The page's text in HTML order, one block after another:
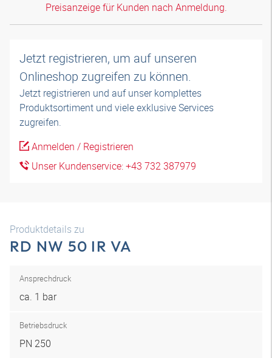
Preisanzeige für Kunden nach Anmeldung.
Jetzt registrieren, um auf unseren
Onlineshop zugreifen zu können.
Jetzt registrieren und auf unser komplettes
Produktsortiment und viele exklusive Services
zugreifen.
Anmelden / Registrieren
Unser Kundenservice: +43 732 387979
Produktdetails zu
RD NW 50 IR VA
Ansprechdruck
ca. 1 bar
Betriebsdruck
PN 250